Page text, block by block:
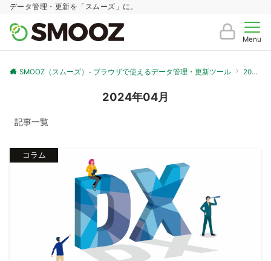
データ管理・更新を「スムーズ」に。
Menu
SMOOZ（スムーズ）- ブラウザで使えるデータ管理・更新ツール 2024年
2024年04月
記事一覧
コラム